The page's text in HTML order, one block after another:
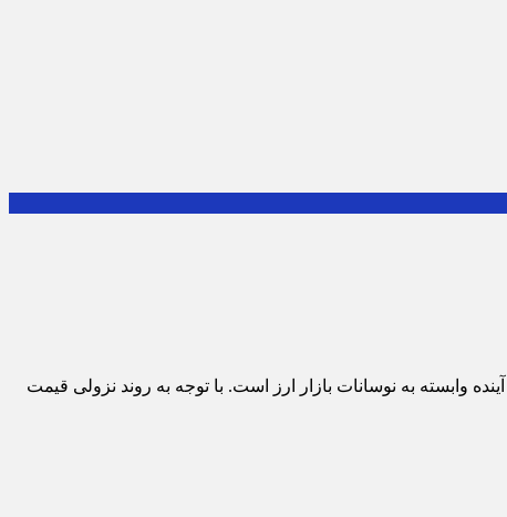
وابسته به نوسانات بازار ارز است. با توجه به روند نزولی قیمت